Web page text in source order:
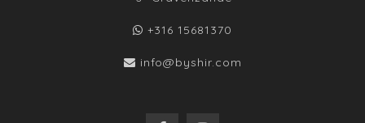
+316 15681370
info@byshir.com